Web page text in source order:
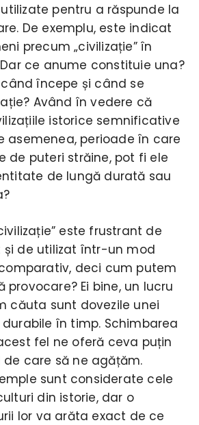
pentru a răspunde la
De exemplu, este indicat
precum „civilizație” în
ce anume constituie una?
începe și când se
Având în vedere că
istorice semnificative
asemenea, perioade în care
de puteri străine, pot fi ele
de lungă durată sau
este frustrant de
de utilizat într-un mod
deci cum putem
Ei bine, un lucru
căuta sunt dovezile unei
în timp. Schimbarea
fel ne oferă ceva puțin
care să ne agățăm.
sunt considerate cele
din istorie, dar o
lor va arăta exact de ce